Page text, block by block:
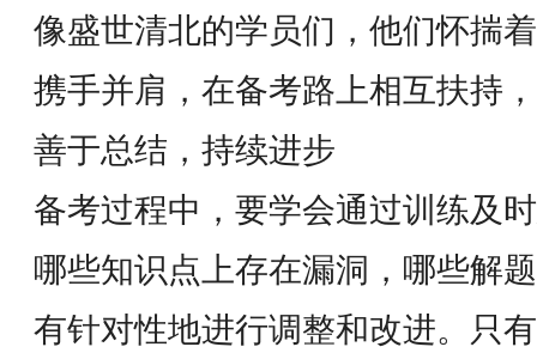
像盛世清北的学员们，他们怀揣
携手并肩，在备考路上相互扶持
善于总结，持续进步
备考过程中，要学会通过训练及
哪些知识点上存在漏洞，哪些解
有针对性地进行调整和改进。只